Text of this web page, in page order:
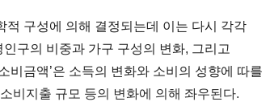
적 구성에 의해 결정되는데 이는 다시 각각
구의 비중과 가구 구성의 변화, 그리고
비금액’은 소득의 변화와 소비의 성향에 따를
비지출 규모 등의 변화에 의해 좌우된다.